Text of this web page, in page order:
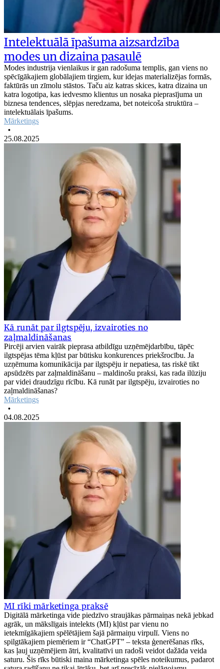
Intelektuālā īpašuma aizsardzība
modes un dizaina pasaulē
Modes industrija vienlaikus ir gan radošuma templis, gan viens no
spēcīgākajiem globālajiem tirgiem, kur idejas materializējas formās,
faktūrās un zīmolu stāstos. Taču aiz katras skices, katra dizaina un
katra logotipa, kas iedvesmo klientus un nosaka pieprasījuma un
biznesa tendences, slēpjas neredzama, bet noteicoša struktūra –
intelektuālais īpašums.
Mārketings
•
25.08.2025
Kā runāt par ilgtspēju, izvairoties no
zaļmaldināšanas
Pircēji arvien vairāk pieprasa atbildīgu uzņēmējdarbību, tāpēc
ilgtspējas tēma kļūst par būtisku konkurences priekšrocību. Ja
uzņēmuma komunikācija par ilgtspēju ir nepatiesa, tas riskē tikt
apsūdzēts par zaļmaldināšanu – maldinošu praksi, kas rada ilūziju
par videi draudzīgu rīcību. Kā runāt par ilgtspēju, izvairoties no
zaļmaldināšanas?
Mārketings
•
04.08.2025
MI rīki mārketinga praksē
Digitālā mārketinga vide piedzīvo straujākas pārmaiņas nekā jebkad
agrāk, un mākslīgais intelekts (MI) kļūst par vienu no
ietekmīgākajiem spēlētājiem šajā pārmaiņu virpulī. Viens no
spilgtākajiem piemēriem ir “ChatGPT” – teksta ģenerēšanas rīks,
kas ļauj uzņēmējiem ātri, kvalitatīvi un radoši veidot dažāda veida
saturu. Šis rīks būtiski maina mārketinga spēles noteikumus, padarot